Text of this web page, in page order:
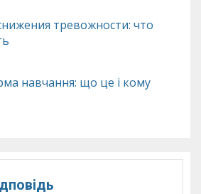
тревожности: что
навчання: що це і кому